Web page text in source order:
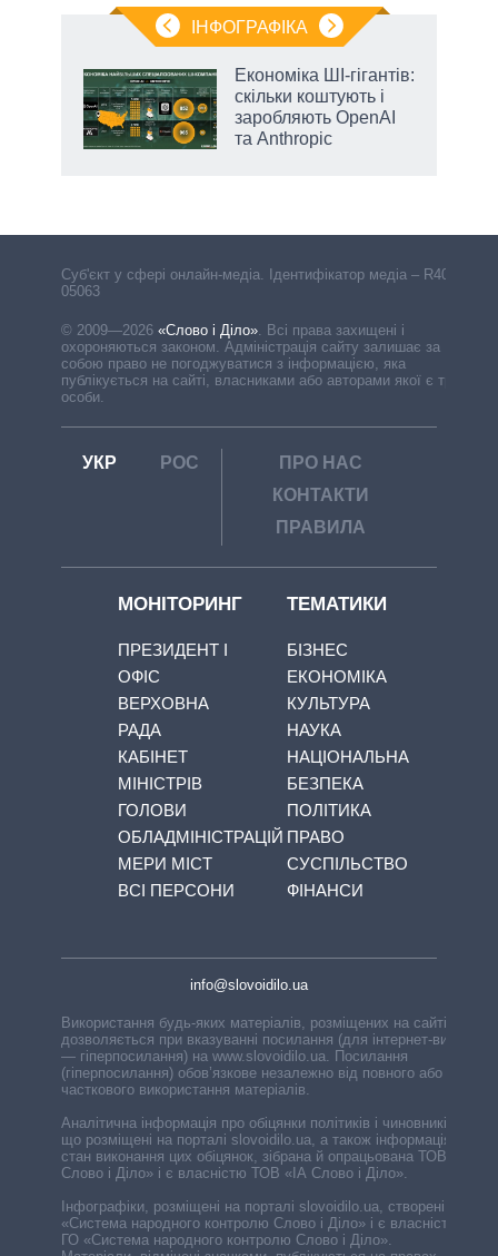
ІНФОГРАФІКА
Економіка ШІ-гігантів:
скільки коштують і
заробляють OpenAI
та Anthropic
Cуб'єкт у сфері онлайн-медіа. Ідентифікатор медіа – R40-
05063
© 2009—2026 «Слово і Діло» Всі права захищені і
охороняються законом. Адміністрація сайту залишає за
собою право не погоджуватися з інформацією, яка
публікується на сайті, власниками або авторами якої є треті
особи.
УКР РОС
ПРО НАС
КОНТАКТИ
ПРАВИЛА
МОНІТОРИНГ
ПРЕЗИДЕНТ І
ОФІС
ВЕРХОВНА
РАДА
КАБІНЕТ
МІНІСТРІВ
ГОЛОВИ
ОБЛАДМІНІСТРАЦІЙ
МЕРИ МІСТ
ВСІ ПЕРСОНИ
ТЕМАТИКИ
БІЗНЕС
ЕКОНОМІКА
КУЛЬТУРА
НАУКА
НАЦІОНАЛЬНА
БЕЗПЕКА
ПОЛІТИКА
ПРАВО
СУСПІЛЬСТВО
ФІНАНСИ
info@slovoidilo.ua
Використання будь-яких матеріалів, розміщених на сайті,
дозволяється при вказуванні посилання (для інтернет-видань
— гіперпосилання) на www.slovoidilo.ua. Посилання
(гіперпосилання) обов’язкове незалежно від повного або
часткового використання матеріалів.
Аналітична інформація про обіцянки політиків і чиновників,
що розміщені на порталі slovoidilo.ua, а також інформація про
стан виконання цих обіцянок, зібрана й опрацьована ТОВ «ІА
Слово і Діло» і є власністю ТОВ «ІА Слово і Діло».
Інфографіки, розміщені на порталі slovoidilo.ua, створені ГО
«Система народного контролю Слово і Діло» і є власністю
ГО «Система народного контролю Слово і Діло».